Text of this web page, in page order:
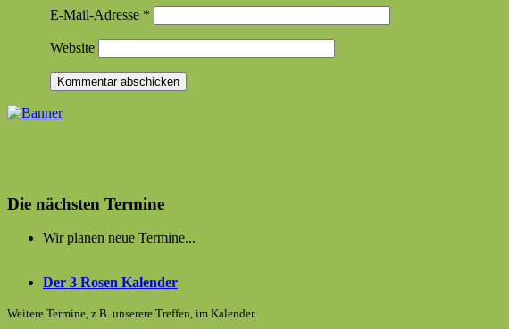
E-Mail-Adresse *
Website
Die nächsten Termine
Wir planen neue Termine...
Der 3 Rosen Kalender
Weitere Termine, z.B. unserere Treffen, im Kalender.